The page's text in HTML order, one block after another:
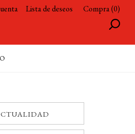
Lista de deseos Compra (0)